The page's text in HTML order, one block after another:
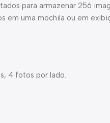
para armazenar 256
em uma mochila ou em
4 fotos por lado.